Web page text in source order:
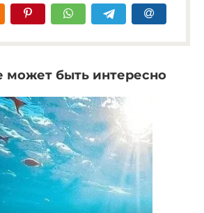
может быть интересно